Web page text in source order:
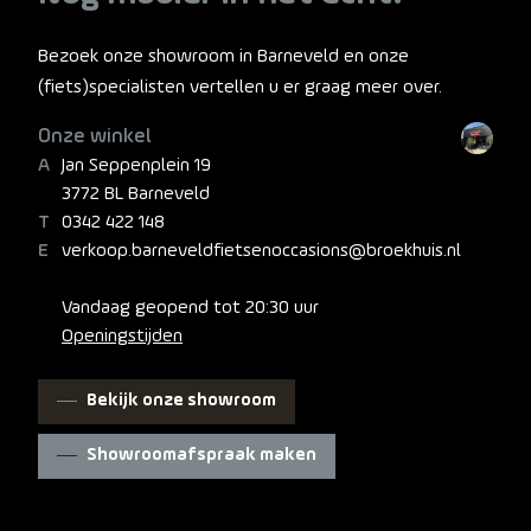
Bezoek onze showroom in Barneveld en onze
(fiets)specialisten vertellen u er graag meer over.
Onze winkel
Jan Seppenplein 19
3772 BL Barneveld
0342 422 148
verkoop.barneveldfietsenoccasions@broekhuis.nl
Vandaag geopend tot 20:30 uur
Openingstijden
Bekijk onze showroom
Showroomafspraak maken